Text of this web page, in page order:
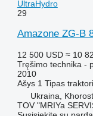
UltraHydro
29
Amazone ZG-B
12 500 USD ≈ 10
Tręšimo technika -
2010
Ašys 1 Tipas
Ukraina,
TOV "MRIYa